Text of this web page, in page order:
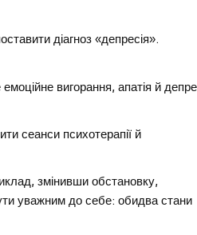
діагноз «депресія».
вигорання, апатія й
сеанси психотерапії й
змінивши обстановку,
уважним до себе: обидва стани